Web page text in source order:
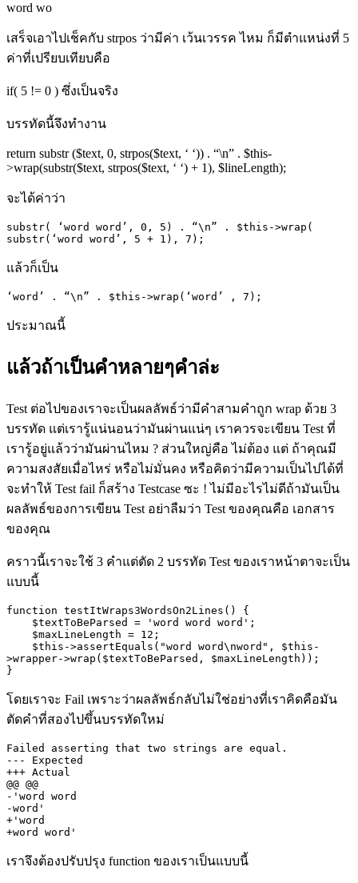
word wo
เสร็จเอาไปเช็คกับ strpos ว่ามีค่า เว้นเวรรค ไหม ก็มีตำแหน่งที่ 5
ค่าที่เปรียบเทียบคือ
if( 5 != 0 ) ซึ่งเป็นจริง
บรรทัดนี้จึงทำงาน
return substr ($text, 0, strpos($text, ‘ ‘)) . “\n” . $this-
>wrap(substr($text, strpos($text, ‘ ‘) + 1), $lineLength);
จะได้ค่าว่า
substr( ‘word word’, 0, 5) . “\n” . $this->wrap(
substr(‘word word’, 5 + 1), 7);
แล้วก็เป็น
‘word’ . “\n” . $this->wrap(‘word’ , 7);
ประมาณนี้
แล้วถ้าเป็นคำหลายๆคำล่ะ
Test ต่อไปของเราจะเป็นผลลัพธ์ว่ามีคำสามคำถูก wrap ด้วย 3
บรรทัด แต่เรารู้แน่นอนว่ามันผ่านแน่ๆ เราควรจะเขียน Test ที่
เรารู้อยู่แล้วว่ามันผ่านไหม ? ส่วนใหญ่คือ ไม่ต้อง แต่ ถ้าคุณมี
ความสงสัยเมื่อไหร่ หรือไม่มั่นคง หรือคิดว่ามีความเป็นไปได้ที่
จะทำให้ Test fail ก็สร้าง Testcase ซะ !ไม่มีอะไรไม่ดีถ้ามันเป็น
ผลลัพธ์ของการเขียน Test อย่าลืมว่า Test ของคุณคือ เอกสาร
ของคุณ
คราวนี้เราจะใช้ 3 คำแต่ตัด 2 บรรทัด Test ของเราหน้าตาจะเป็น
แบบนี้
function testItWraps3WordsOn2Lines() {
$textToBeParsed = 'word word word';
$maxLineLength = 12;
$this->assertEquals("word word\nword", $this-
>wrapper->wrap($textToBeParsed, $maxLineLength));
}
โดยเราจะ Fail เพราะว่าผลลัพธ์กลับไม่ใช่อย่างที่เราคิดคือมัน
ตัดคำที่สองไปขึ้นบรรทัดใหม่
Failed asserting that two strings are equal.
--- Expected
+++ Actual
@@ @@
-'word word
-word'
+'word
เราจึงต้องปรับปรุง function ของเราเป็นแบบนี้